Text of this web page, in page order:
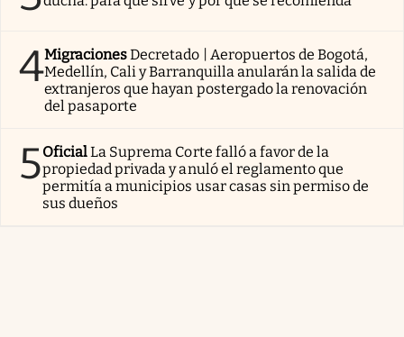
4MigracionesDecretado | Aeropuertos de Bogotá,
Medellín, Cali y Barranquilla anularán la salida de
extranjeros que hayan postergado la renovación
del pasaporte
5OficialLa Suprema Corte falló a favor de la
propiedad privada y anuló el reglamento que
permitía a municipios usar casas sin permiso de
sus dueños